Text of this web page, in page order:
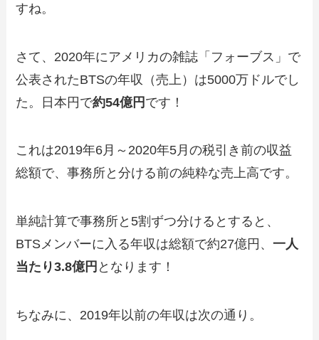
すね。
さて、2020年にアメリカの雑誌「フォーブス」で
公表されたBTSの年収（売上）は5000万ドルでし
た。日本円で約54億円 です！
これは2019年6月～2020年5月の税引き前の収益
総額で、事務所と分ける前の純粋な売上高です。
単純計算で事務所と5割ずつ分けるとすると、
BTSメンバーに入る年収は総額で約27億円、一人
当たり3.8億円 となります！
ちなみに、2019年以前の年収は次の通り。